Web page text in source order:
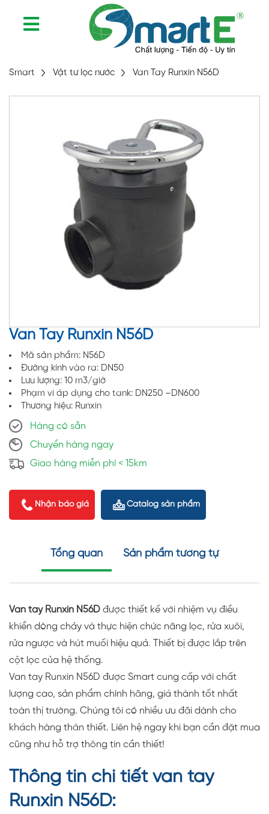
Smart Vật tư lọc nước Van Tay Runxin N56D
Van Tay Runxin N56D
Mã sản phẩm: N56D
Đường kính vào ra: DN50
Lưu lượng: 10 m3/giờ
Phạm vi áp dụng cho tank: DN250 –DN600
Thương hiệu: Runxin
Hàng có sẵn
Chuyển hàng ngay
Giao hàng miễn phí < 15km
Nhận báo giá Catalog sản phẩm
Tổng quan Sản phẩm tương tự
Van tay Runxin N56D được thiết kế với nhiệm vụ điều
khiển dòng chảy và thực hiện chức năng lọc, rửa xuôi,
rửa ngược và hút muối hiệu quả. Thiết bị được lắp trên
cột lọc của hệ thống.
Van tay Runxin N56D được Smart cung cấp với chất
lượng cao, sản phẩm chính hãng, giá thành tốt nhất
toàn thị trường. Chúng tôi có nhiều ưu đãi dành cho
khách hàng thân thiết. Liên hệ ngay khi bạn cần đặt mua
cũng như hỗ trợ thông tin cần thiết!
Thông tin chi tiết van tay
Runxin N56D: